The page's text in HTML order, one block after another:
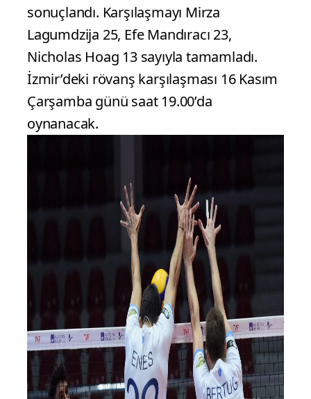
sonuçlandı. Karşılaşmayı Mirza
Lagumdzija 25, Efe Mandıracı 23,
Nicholas Hoag 13 sayıyla tamamladı.
İzmir’deki rövanş karşılaşması 16 Kasım
Çarşamba günü saat 19.00’da
oynanacak.